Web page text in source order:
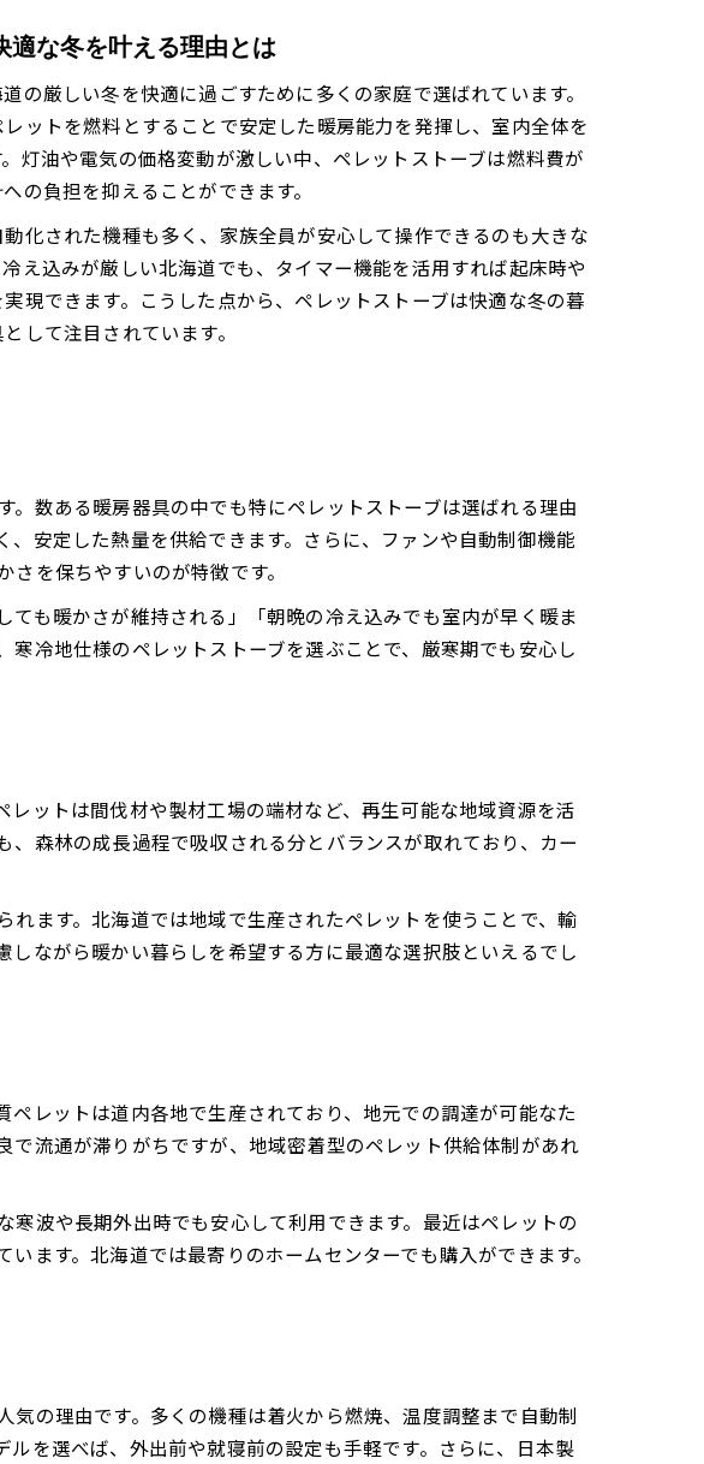
安全性
とは
証
仕組み
ングコストを解説
ブの秘密
への影響
イント
イント
性を検証
解説
費を比較
ブの優位性
の利点
適な冬を叶える理由とは
の厳しい冬を快適に過ごすために多くの家庭で選ばれています。
ットを燃料とすることで安定した暖房能力を発揮し、室内全体を
灯油や電気の価格変動が激しい中、ペレットストーブは燃料費が
の負担を抑えることができます。
化された機種も多く、家族全員が安心して操作できるのも大きな
え込みが厳しい北海道でも、タイマー機能を活用すれば起床時や
現できます。こうした点から、ペレットストーブは快適な冬の暮
して注目されています。
数ある暖房器具の中でも特にペレットストーブは選ばれる理由
安定した熱量を供給できます。さらに、ファンや自動制御機能
を保ちやすいのが特徴です。
も暖かさが維持される」「朝晩の冷え込みでも室内が早く暖ま
冷地仕様のペレットストーブを選ぶことで、厳寒期でも安心し
ットは間伐材や製材工場の端材など、再生可能な地域資源を活
森林の成長過程で吸収される分とバランスが取れており、カー
ます。北海道では地域で生産されたペレットを使うことで、輸
ながら暖かい暮らしを希望する方に最適な選択肢といえるでし
レットは道内各地で生産されており、地元での調達が可能なた
流通が滞りがちですが、地域密着型のペレット供給体制があれ
波や長期外出時でも安心して利用できます。最近はペレットの
ます。北海道では最寄りのホームセンターでも購入ができます。
の理由です。多くの機種は着火から燃焼、温度調整まで自動制
を選べば、外出前や就寝前の設定も手軽です。さらに、日本製